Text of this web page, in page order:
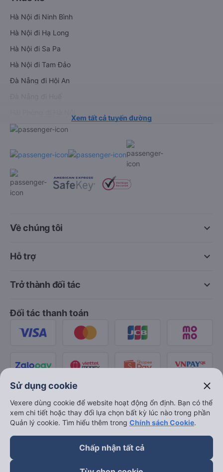
Thuê xe
Hà Nội đi Ninh Bình
Hà Nội đi Hạ Long
Hà Nội đi Sa Pa
Đà Nẵng đi Huế
Hải Phòng đi Hà Nội
Xem tất cả tuyến đường
Về chúng tôi
Sử dụng cookie close
Vexere dùng cookie để website hoạt động ổn định. Bạn có thể
xem chi tiết hoặc thay đổi lựa chọn bất kỳ lúc nào trong phần
Quản lý cookie. Tìm hiểu thêm trong Chính sách Cookie.
Chấp nhận tất cả